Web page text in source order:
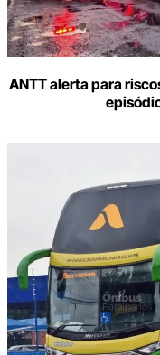
ANTT alerta para